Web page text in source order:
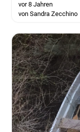
vor 8 Jahren
von Sandra Zecchino